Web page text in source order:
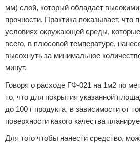
мм) слой, который обладает
прочности. Практика показывает, что
условиях окружающей среды,
всего, в плюсовой температуре,
высохнуть за минимальное
минут.
Говоря о расходе ГФ-021 на 1м2 по
то, что для покрытия указанной
до 100 г продукта, в зависимости от
поверхности какого качества
Для того чтобы нанести средство,